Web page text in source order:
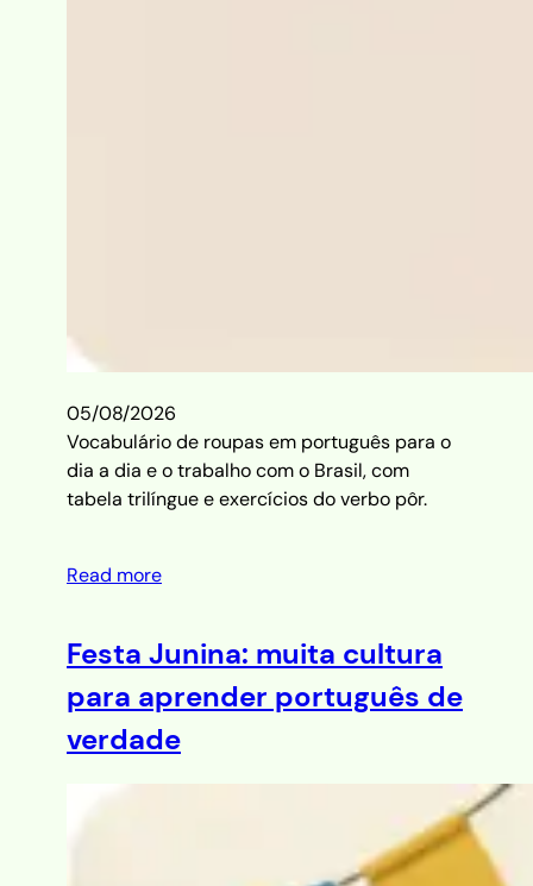
05/08/2026
Vocabulário de roupas em português para o
dia a dia e o trabalho com o Brasil, com
tabela trilíngue e exercícios do verbo pôr.
Read more
Festa Junina: muita cultura
para aprender português de
verdade